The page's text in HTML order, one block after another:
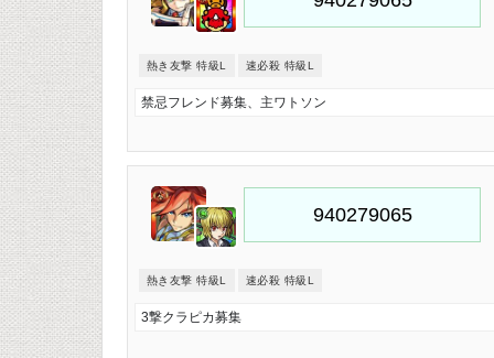
熱き友撃 特級L 速必殺 特級L
禁忌フレンド募集、主ワトソン
熱き友撃 特級L 速必殺 特級L
3撃クラピカ募集